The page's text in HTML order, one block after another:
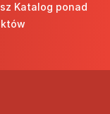
Katalog ponad